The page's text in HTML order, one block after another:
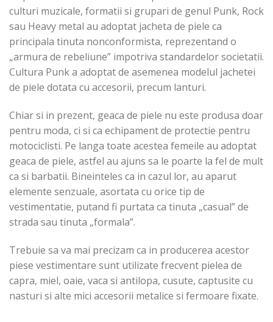
culturi muzicale, formatii si grupari de genul Punk, Rock
sau Heavy metal au adoptat jacheta de piele ca
principala tinuta nonconformista, reprezentand o
„armura de rebeliune” impotriva standardelor societatii.
Cultura Punk a adoptat de asemenea modelul jachetei
de piele dotata cu accesorii, precum lanturi.
Chiar si in prezent, geaca de piele nu este produsa doar
pentru moda, ci si ca echipament de protectie pentru
motociclisti. Pe langa toate acestea femeile au adoptat
geaca de piele, astfel au ajuns sa le poarte la fel de mult
ca si barbatii. Bineinteles ca in cazul lor, au aparut
elemente senzuale, asortata cu orice tip de
vestimentatie, putand fi purtata ca tinuta „casual” de
strada sau tinuta „formala”.
Trebuie sa va mai precizam ca in producerea acestor
piese vestimentare sunt utilizate frecvent pielea de
capra, miel, oaie, vaca si antilopa, cusute, captusite cu
nasturi si alte mici accesorii metalice si fermoare fixate.